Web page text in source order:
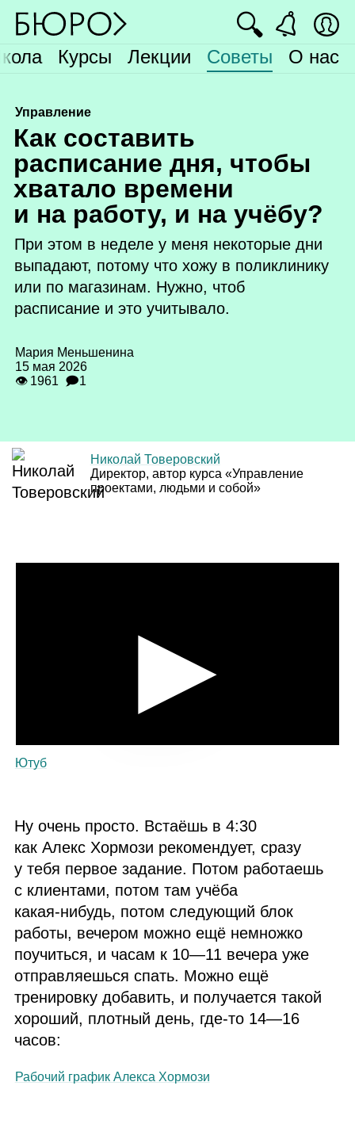
Курсы Лекции Советы О нас
🔍
Управление
Как составить
расписание дня, чтобы
хватало времени
и на работу, и на учёбу?
При этом в неделе у меня некоторые дни
выпадают, потому что хожу в поликлинику
или по магазинам. Нужно, чтоб
расписание и это учитывало.
Мария Меньшенина
15 мая 2026
👁 1961 🗩1
Николай Товеровский
Директор, автор курса «Управление
проектами, людьми и собой»
Ютуб
Ну очень просто. Встаёшь в 4:30
как Алекс Хормози рекомендует, сразу
у тебя первое задание. Потом работаешь
с клиентами, потом там учёба
какая‑нибудь, потом следующий блок
работы, вечером можно ещё немножко
поучиться, и часам к 10⁠—11 вечера уже
отправляешься спать. Можно ещё
тренировку добавить, и получается такой
хороший, плотный день, где‑то 14⁠—16
часов:
Рабочий график Алекса Хормози